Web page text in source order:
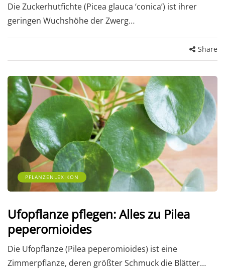
Die Zuckerhutfichte (Picea glauca ‘conica’) ist ihrer
geringen Wuchshöhe der Zwerg…
Share
PFLANZENLEXIKON
Ufopflanze pflegen: Alles zu Pilea
peperomioides
Die Ufopflanze (Pilea peperomioides) ist eine
Zimmerpflanze, deren größter Schmuck die Blätter…